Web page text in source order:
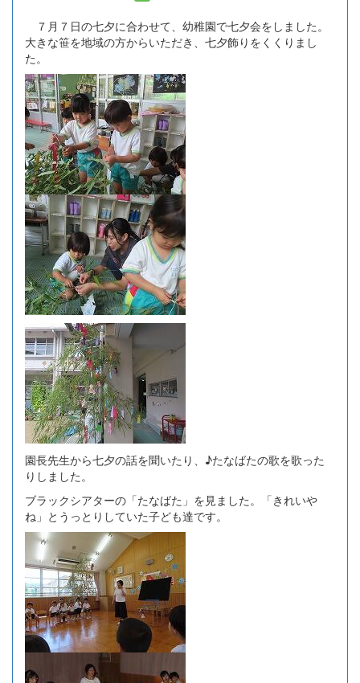
７月７日の七夕に合わせて、幼稚園で七夕会をしました。
大きな笹を地域の方からいただき、七夕飾りをくくりまし
た。
園長先生から七夕の話を聞いたり、♪たなばたの歌を歌った
りしました。
ブラックシアターの「たなばた」を見ました。「きれいや
ね」とうっとりしていた子ども達です。